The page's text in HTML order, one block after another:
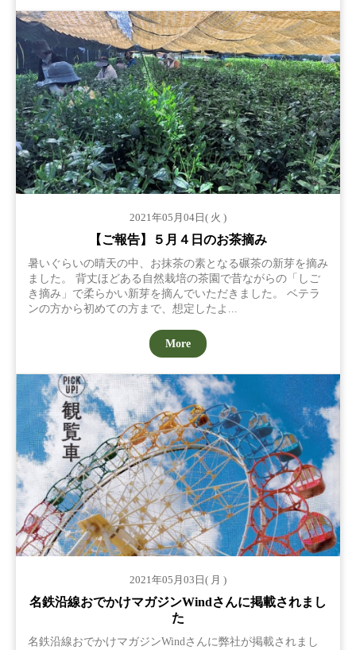
2021年05月04日( 火 )
【ご報告】５月４日のお茶摘み
暑いぐらいの晴天の中、お抹茶の素となる碾茶の新芽を摘み
ました。 背丈ほどある自然栽培の茶園で昔ながらの「しご
き摘み」で柔らかい新芽を摘んでいただきました。 ベテラ
ンの方から初めての方まで、想定したよ...
More
2021年05月03日( 月 )
名鉄沿線おでかけマガジンWindさんに掲載されまし
た
名鉄沿線おでかけマガジンWindさんに弊社が掲載されまし